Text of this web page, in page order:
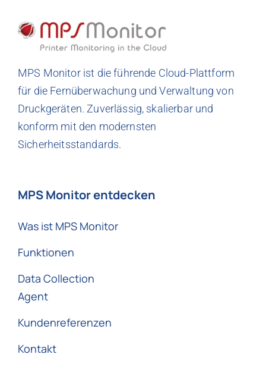
MPS Monitor ist die führende Cloud-Plattform
für die Fernüberwachung und Verwaltung von
Druckgeräten. Zuverlässig, skalierbar und
konform mit den modernsten
Sicherheitsstandards.
MPS Monitor entdecken
Was ist MPS Monitor
Funktionen
Data Collection
Agent
Kundenreferenzen
Kontakt